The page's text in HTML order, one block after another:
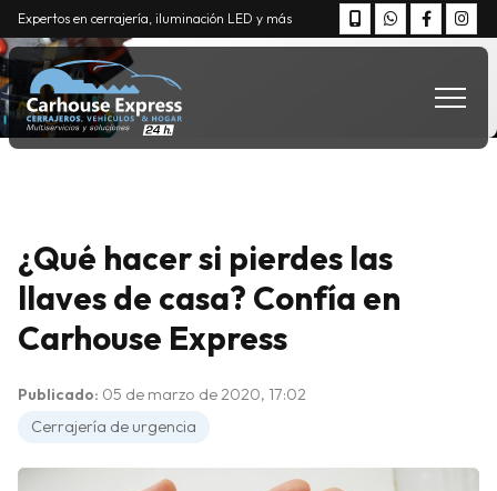
Expertos en cerrajería, iluminación LED y más
¿Qué hacer si pierdes las
llaves de casa? Confía en
Carhouse Express
Publicado: 05 de marzo de 2020, 17:02
Cerrajería de urgencia